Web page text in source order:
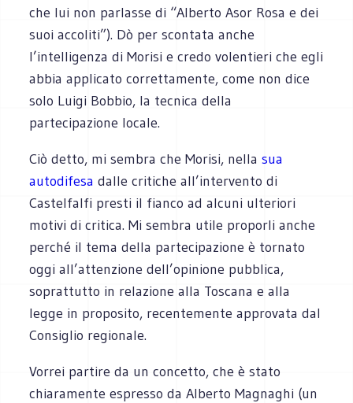
che lui non parlasse di “Alberto Asor Rosa e dei
suoi accoliti”). Dò per scontata anche
l’intelligenza di Morisi e credo volentieri che egli
abbia applicato correttamente, come non dice
solo Luigi Bobbio, la tecnica della
partecipazione locale.
Ciò detto, mi sembra che Morisi, nellasua
autodifesadalle critiche all’intervento di
Castelfalfi presti il fianco ad alcuni ulteriori
motivi di critica. Mi sembra utile proporli anche
perché il tema della partecipazione è tornato
oggi all’attenzione dell’opinione pubblica,
soprattutto in relazione alla Toscana e alla
legge in proposito, recentemente approvata dal
Consiglio regionale.
Vorrei partire da un concetto, che è stato
chiaramente espresso da Alberto Magnaghi (un